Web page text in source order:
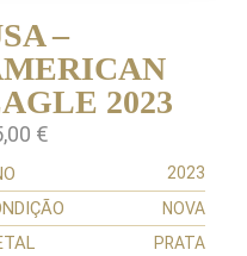
–
2023
€
2023
NOVA
PRATA